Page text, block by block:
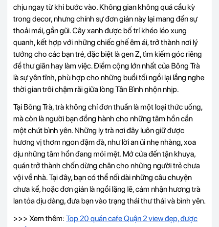
chịu ngay từ khi bước vào. Không gian không quá cầu kỳ
trong decor, nhưng chính sự đơn giản này lại mang đến sự
thoải mái, gần gũi. Cây xanh được bố trí khéo léo xung
quanh, kết hợp với những chiếc ghế êm ái, trở thành nơi lý
tưởng cho các bạn trẻ, đặc biệt là gen Z, tìm kiếm góc riêng
để thư giãn hay làm việc. Điểm cộng lớn nhất của Bông Trà
là sự yên tĩnh, phù hợp cho những buổi tối ngồi lại lắng nghe
thời gian trôi chậm rãi giữa lòng Tân Bình nhộn nhịp.
Tại Bông Trà, trà không chỉ đơn thuần là một loại thức uống,
mà còn là người bạn đồng hành cho những tâm hồn cần
một chút bình yên. Những ly trà nơi đây luôn giữ được
hương vị thơm ngon đậm đà, như lời an ủi nhẹ nhàng, xoa
dịu những tâm hồn đang mỏi mệt. Mở cửa đến tận khuya,
quán trở thành chốn dừng chân cho những người trẻ chưa
vội về nhà. Tại đây, bạn có thể nối dài những câu chuyện
chưa kể, hoặc đơn giản là ngồi lặng lẽ, cảm nhận hương trà
lan tỏa dịu dàng, đưa bạn vào trạng thái thư thái và bình yên.
>>> Xem thêm: Top 20 quán cafe Quận 2 view đẹp, được